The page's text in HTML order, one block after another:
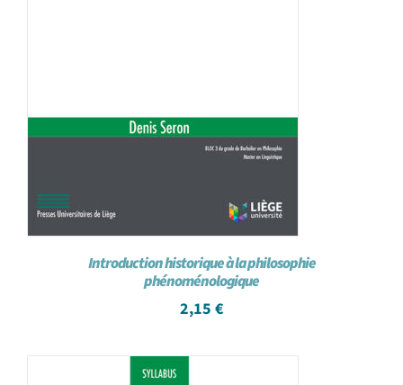
Introduction historique à la philosophie
phénoménologique
2,15 €